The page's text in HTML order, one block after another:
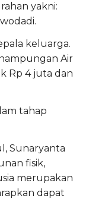
yakni:
keluarga.
Air
Rp 4 juta dan
tahap
Sunaryanta
fisik,
merupakan
dapat